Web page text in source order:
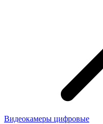
Видеокамеры цифровые